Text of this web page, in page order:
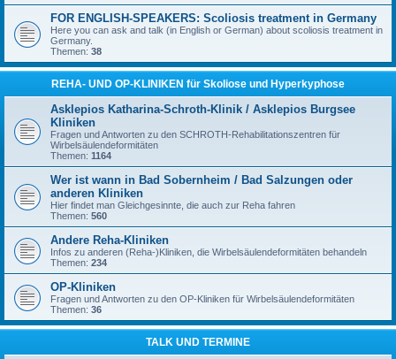
FOR ENGLISH-SPEAKERS: Scoliosis treatment in Germany
Here you can ask and talk (in English or German) about scoliosis treatment in
Germany.
Themen: 38
REHA- UND OP-KLINIKEN für Skoliose und Hyperkyphose
Asklepios Katharina-Schroth-Klinik / Asklepios Burgsee
Kliniken
Fragen und Antworten zu den SCHROTH-Rehabilitationszentren für
Wirbelsäulendeformitäten
Themen: 1164
Wer ist wann in Bad Sobernheim / Bad Salzungen oder
anderen Kliniken
Hier findet man Gleichgesinnte, die auch zur Reha fahren
Themen: 560
Andere Reha-Kliniken
Infos zu anderen (Reha-)Kliniken, die Wirbelsäulendeformitäten behandeln
Themen: 234
OP-Kliniken
Fragen und Antworten zu den OP-Kliniken für Wirbelsäulendeformitäten
Themen: 36
TALK UND TERMINE